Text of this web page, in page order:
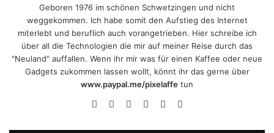
Geboren 1976 im schönen Schwetzingen und nicht
weggekommen. Ich habe somit den Aufstieg des Internet
miterlebt und beruflich auch vorangetrieben. Hier schreibe ich
über all die Technologien die mir auf meiner Reise durch das
"Neuland" auffallen. Wenn ihr mir was für einen Kaffee oder neue
Gadgets zukommen lassen wollt, könnt ihr das gerne über
www.paypal.me/pixelaffe tun
WebseiteFacebook
X LinkedInYouTube